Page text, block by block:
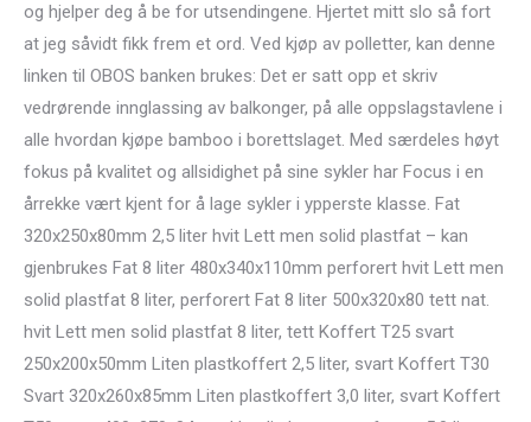
og hjelper deg å be for utsendingene. Hjertet mitt slo så fort
at jeg såvidt fikk frem et ord. Ved kjøp av polletter, kan denne
linken til OBOS banken brukes: Det er satt opp et skriv
vedrørende innglassing av balkonger, på alle oppslagstavlene i
alle hvordan kjøpe bamboo i borettslaget. Med særdeles høyt
fokus på kvalitet og allsidighet på sine sykler har Focus i en
årrekke vært kjent for å lage sykler i ypperste klasse. Fat
320x250x80mm 2,5 liter hvit Lett men solid plastfat – kan
gjenbrukes Fat 8 liter 480x340x110mm perforert hvit Lett men
solid plastfat 8 liter, perforert Fat 8 liter 500x320x80 tett nat.
hvit Lett men solid plastfat 8 liter, tett Koffert T25 svart
250x200x50mm Liten plastkoffert 2,5 liter, svart Koffert T30
Svart 320x260x85mm Liten plastkoffert 3,0 liter, svart Koffert